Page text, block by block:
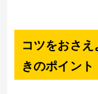
コツをおさ
きのポイント